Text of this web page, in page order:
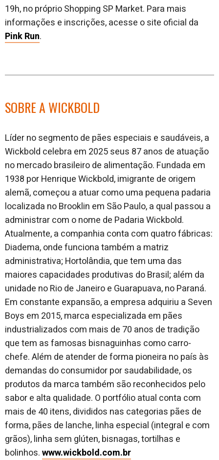
19h, no próprio Shopping SP Market. Para mais
informações e inscrições, acesse o site oficial da
Pink Run.
SOBRE A WICKBOLD
Líder no segmento de pães especiais e saudáveis, a
Wickbold celebra em 2025 seus 87 anos de atuação
no mercado brasileiro de alimentação. Fundada em
1938 por Henrique Wickbold, imigrante de origem
alemã, começou a atuar como uma pequena padaria
localizada no Brooklin em São Paulo, a qual passou a
administrar com o nome de Padaria Wickbold.
Atualmente, a companhia conta com quatro fábricas:
Diadema, onde funciona também a matriz
administrativa; Hortolândia, que tem uma das
maiores capacidades produtivas do Brasil; além da
unidade no Rio de Janeiro e Guarapuava, no Paraná.
Em constante expansão, a empresa adquiriu a Seven
Boys em 2015, marca especializada em pães
industrializados com mais de 70 anos de tradição
que tem as famosas bisnaguinhas como carro-
chefe. Além de atender de forma pioneira no país às
demandas do consumidor por saudabilidade, os
produtos da marca também são reconhecidos pelo
sabor e alta qualidade. O portfólio atual conta com
mais de 40 itens, divididos nas categorias pães de
forma, pães de lanche, linha especial (integral e com
grãos), linha sem glúten, bisnagas, tortilhas e
bolinhos.www.wickbold.com.br